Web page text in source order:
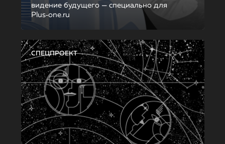
видение будущего — специально для
Plus‑one.ru
СПЕЦПРОЕКТ